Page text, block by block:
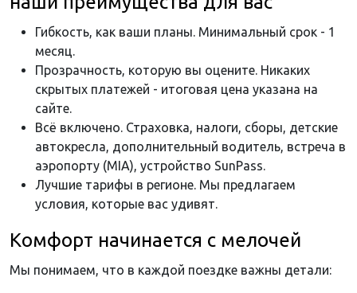
Гибкость, как ваши планы. Минимальный срок - 1
месяц.
Прозрачность, которую вы оцените. Никаких
скрытых платежей - итоговая цена указана на
сайте.
Всё включено. Страховка, налоги, сборы, детские
автокресла, дополнительный водитель, встреча в
аэропорту (MIA), устройство SunPass.
Лучшие тарифы в регионе. Мы предлагаем
условия, которые вас удивят.
Комфорт начинается с мелочей
Мы понимаем, что в каждой поездке важны детали: